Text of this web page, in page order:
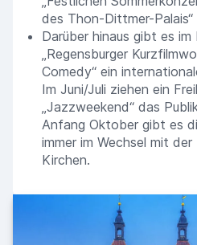
des Thon-Dittmer-Palais“
Darüber hinaus gibt es im
„Regensburger
Comedy“ ein
Im Juni/Juli ziehen ein
„Jazzweekend“ das
Anfang Oktober gibt es
immer im Wechsel mit
Kirchen.